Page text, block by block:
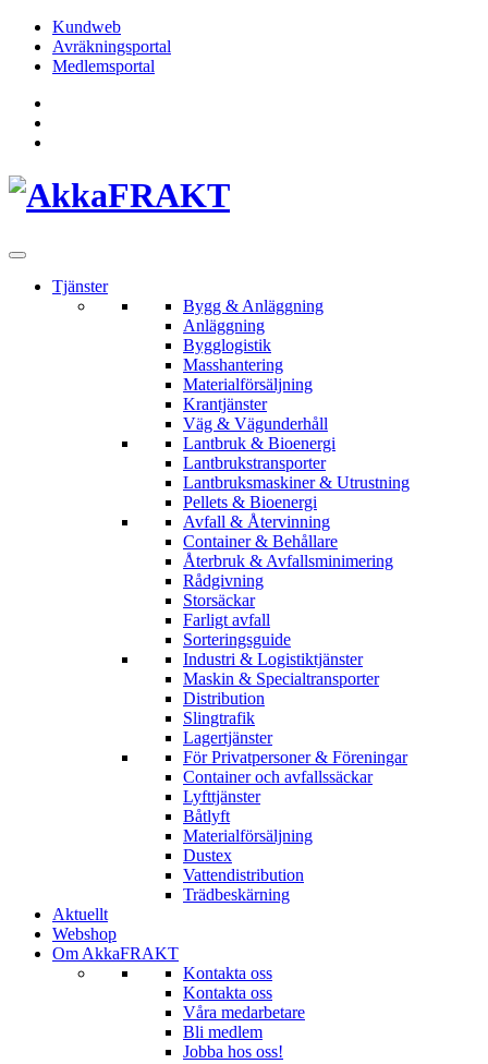
Hoppa
innehållet
Kundweb
Avräkningsportal
Medlemsportal
Tjänster
Bygg & Anläggning
Anläggning
Bygglogistik
Masshantering
Materialförsäljning
Krantjänster
Väg & Vägunderhåll
Lantbruk & Bioenergi
Lantbrukstransporter
Lantbruksmaskiner & Utrustning
Pellets & Bioenergi
Avfall & Återvinning
Container & Behållare
Återbruk & Avfallsminimering
Rådgivning
Storsäckar
Farligt avfall
Sorteringsguide
Industri & Logistiktjänster
Maskin & Specialtransporter
Distribution
Slingtrafik
Lagertjänster
För Privatpersoner & Föreningar
Container och avfallssäckar
Lyfttjänster
Båtlyft
Materialförsäljning
Dustex
Vattendistribution
Trädbeskärning
Aktuellt
Webshop
Om AkkaFRAKT
Kontakta oss
Kontakta oss
Våra medarbetare
Bli medlem
Jobba hos oss!